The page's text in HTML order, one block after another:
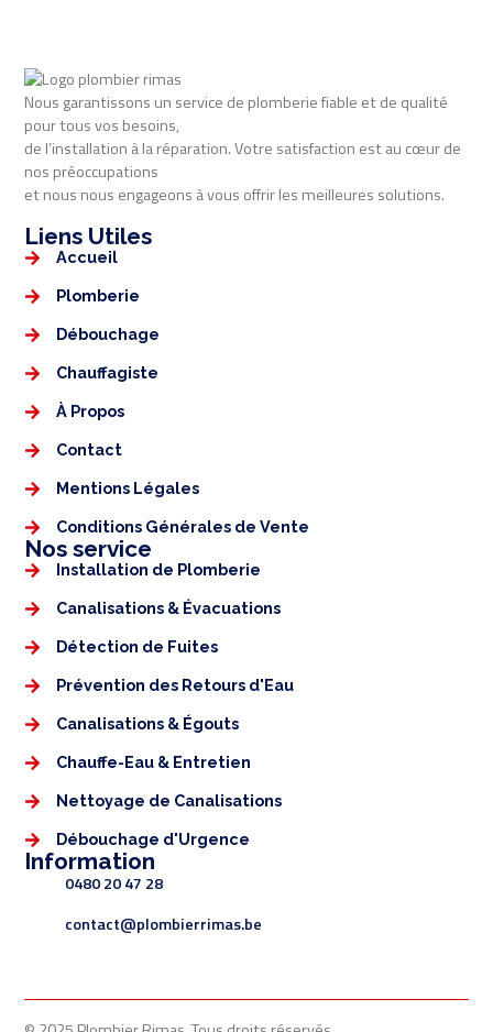
Nous garantissons un service de plomberie fiable et de qualité
pour tous vos besoins,
de l’installation à la réparation. Votre satisfaction est au cœur de
nos préoccupations
et nous nous engageons à vous offrir les meilleures solutions.
Liens Utiles​​
Accueil
Plomberie
Débouchage
Chauffagiste
À Propos
Contact
Mentions Légales​
Conditions Générales de Vente
Nos service
Installation de Plomberie
Canalisations & Évacuations
Détection de Fuites
Prévention des Retours d'Eau
Canalisations & Égouts
Chauffe-Eau & Entretien
Nettoyage de Canalisations
Débouchage d'Urgence
Information
0480 20 47 28
contact@plombierrimas.be